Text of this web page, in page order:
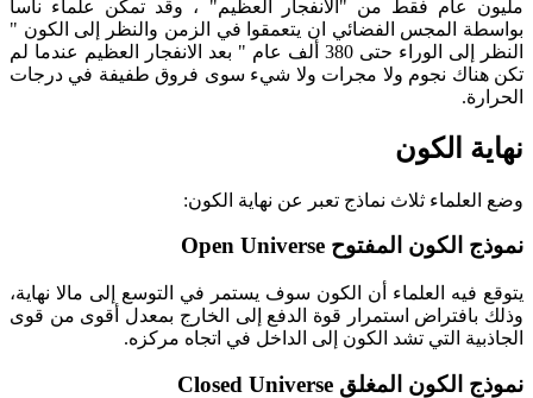
مليون عام فقط من "الانفجار العظيم" ، وقد تمكن علماء ناسا
بواسطة المجس الفضائي ان يتعمقوا في الزمن والنظر إلى الكون "
النظر إلى الوراء حتى 380 ألف عام " بعد الانفجار العظيم عندما لم
تكن هناك نجوم ولا مجرات ولا شيء سوى فروق طفيفة في درجات
الحرارة.
نهاية الكون
وضع العلماء ثلاث نماذج تعبر عن نهاية الكون:
نموذج الكون المفتوح Open Universe
يتوقع فيه العلماء أن الكون سوف يستمر في التوسع إلى مالا نهاية،
وذلك بافتراض استمرار قوة الدفع إلى الخارج بمعدل أقوى من قوى
الجاذبية التي تشد الكون إلى الداخل في اتجاه مركزه.
نموذج الكون المغلق Closed Universe